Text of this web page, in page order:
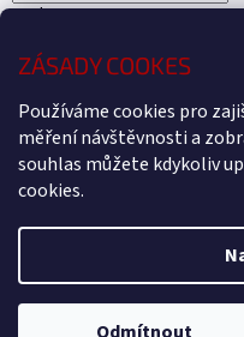
ZÁSADY COOKES
Používáme cookies pro
měření návštěvnosti a
souhlas můžete kdykoliv
cookies.
Heslo
PŘIHLÁSIT SE
Nová registraceZapomenuté
Copyright 2026
Všechna práva